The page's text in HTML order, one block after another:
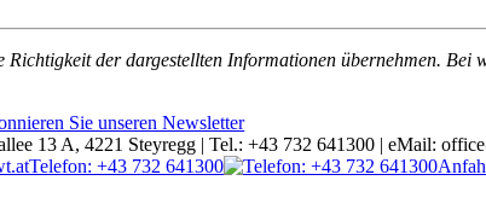
der dargestellten Informationen übernehmen. Bei
Sie unseren Newsletter
13 A, 4221 Steyregg | Tel.: +43 732 641300 | eMail:
Telefon: +43 732 641300